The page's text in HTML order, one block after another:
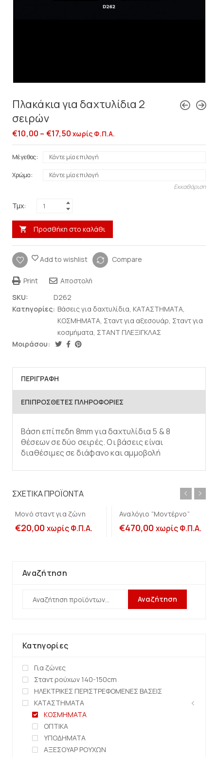
Πλακάκια για δαχτυλίδια 2
σειρών
€10,00 – €17,50 χωρίς Φ.Π.Α.
Μέγεθος
Χρώμα
Εκκαθάριση
Τμχ:
Προσθήκη στο καλάθι
Add to wishlist Compare
Print
Αποστολή
SKU:
D262
Κατηγορίες: Βάσεις για δαχτυλίδια, ΚΑΤΑΣΤΗΜΑΤΑ,
ΚΟΣΜΗΜΑΤΑ, Σταντ για αξεσουάρ, Σταντ για
κοσμήματα, ΣΤΑΝΤ ΠΛΕΞΙΓΚΛΑΣ
Μοιράσου:
ΠΕΡΙΓΡΑΦΉ
ΕΠΙΠΡΌΣΘΕΤΕΣ ΠΛΗΡΟΦΟΡΊΕΣ
Βάση επίπεδη 8mm για δαχτυλίδια 5 & 8
θέσεων σε δύο σειρές. Οι βάσεις είναι
διαθέσιμες σε διάφανο και αμμοβολή
ΣΧΕΤΙΚΆ ΠΡΟΪΌΝΤΑ
καλάθι
Μονό σταντ για ζώνη
€20,00 χωρίς Φ.Π.Α.
Αναλόγιο “Μοντέρνο”
€470,00 χωρίς Φ.Π.Α.
Αναζήτηση
Αναζήτηση
Κατηγορίες
Για ζώνες
Σταντ ρούχων 140-150cm
ΗΛΕΚΤΡΙΚΕΣ ΠΕΡΙΣΤΡΕΦΟΜΕΝΕΣ ΒΑΣΕΙΣ
ΚΑΤΑΣΤΗΜΑΤΑ
ΚΟΣΜΗΜΑΤΑ
ΟΠΤΙΚΑ
ΥΠΟΔΗΜΑΤΑ
ΑΞΕΣΟΥΑΡ ΡΟΥΧΩΝ